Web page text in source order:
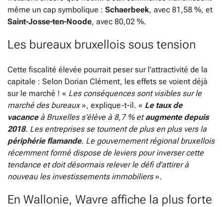
même un cap symbolique : Schaerbeek, avec 81,58 %, et
Saint-Josse-ten-Noode, avec 80,02 %.
Les bureaux bruxellois sous tension
Cette fiscalité élevée pourrait peser sur l’attractivité de la
capitale : Selon Dorian Clément, les effets se voient déjà
sur le marché ! « Les conséquences sont visibles sur le
marché des bureaux», explique-t-il. « Le taux de
vacanceà Bruxelles s’élève à 8,7 % etaugmente depuis
2018. Les entreprises se tournent de plus en plus vers la
périphérie flamande. Le gouvernement régional bruxellois
récemment formé dispose de leviers pour inverser cette
tendance et doit désormais relever le défi d’attirer à
nouveau les investissements immobiliers».
En Wallonie, Wavre affiche la plus forte